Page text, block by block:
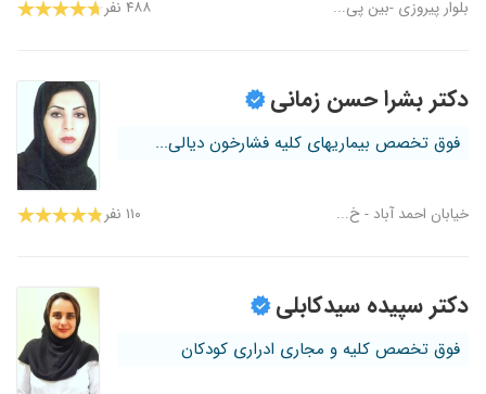
بلوار پیروزی -بین پی... ۴۸۸ نفر
دکتر بشرا حسن زمانی
فوق تخصص بیماریهای کلیه فشارخون دیالی...
خیابان احمد آباد - خ... ۱۱۰ نفر
دکتر سپیده سیدکابلی
فوق تخصص کلیه و مجاری ادراری کودکان